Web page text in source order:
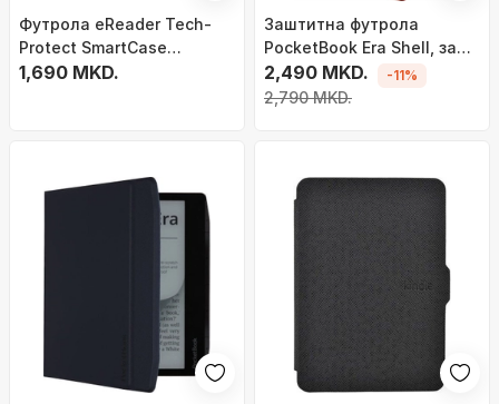
Футрола eReader Tech-
Protect SmartCase
PocketBook Verse Pro Lite,
1,690 MKD.
Заштитна футрола
PocketBook Era Shell, за
PocketBook Era, магнетно
затворање, кафеава
2,490 MKD.
2,790 MKD.
-11%